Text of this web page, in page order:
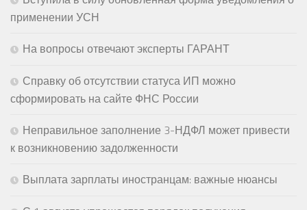
применении УСН
На вопросы отвечают эксперты ГАРАНТ
Справку об отсутствии статуса ИП можно
сформировать на сайте ФНС России
Неправильное заполнение 3-НДФЛ может привести
к возникновению задолженности
Выплата зарплаты иностранцам: важные нюансы